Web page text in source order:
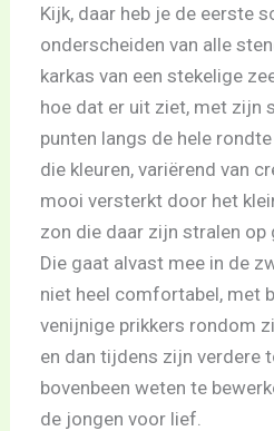
Kijk, daar heb je de eerste
onderscheiden van alle
karkas van een stekelige
hoe dat er uit ziet, met zijn
punten langs de hele
die kleuren, variërend van
mooi versterkt door het
zon die daar zijn stralen op
Die gaat alvast mee in de
niet heel comfortabel, met
venijnige prikkers rondom
en dan tijdens zijn verdere
bovenbeen weten te
de jongen voor lief.